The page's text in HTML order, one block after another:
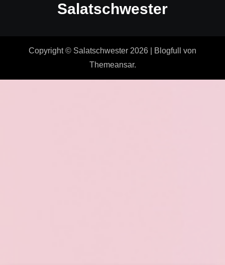
Salatschwester
Copyright © Salatschwester 2026 Blogfull
von
Themeansar.